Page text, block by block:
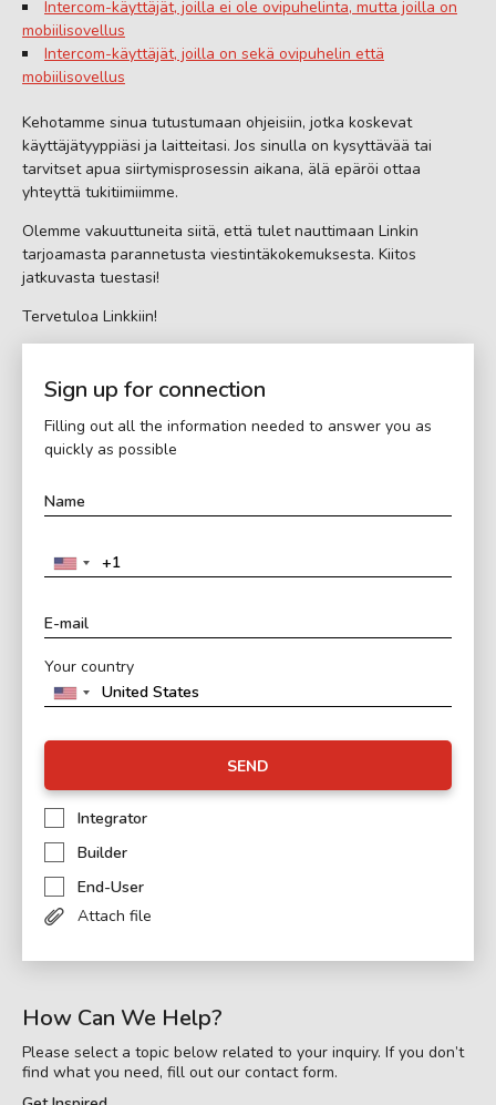
Intercom-käyttäjät, joilla ei ole ovipuhelinta, mutta joilla on
mobiilisovellus
Intercom-käyttäjät, joilla on sekä ovipuhelin että
mobiilisovellus
Kehotamme sinua tutustumaan ohjeisiin, jotka koskevat
käyttäjätyyppiäsi ja laitteitasi. Jos sinulla on kysyttävää tai
tarvitset apua siirtymisprosessin aikana, älä epäröi ottaa
yhteyttä tukitiimiimme.
Olemme vakuuttuneita siitä, että tulet nauttimaan Linkin
tarjoamasta parannetusta viestintäkokemuksesta. Kiitos
jatkuvasta tuestasi!
Tervetuloa Linkkiin!
Sign up for connection
Filling out all the information needed to answer you as
quickly as possible
Your country
SEND
Integrator
Builder
End-User
Attach file
How Can We Help?
Please select a topic below related to your inquiry. If you don’t
find what you need, fill out our contact form.